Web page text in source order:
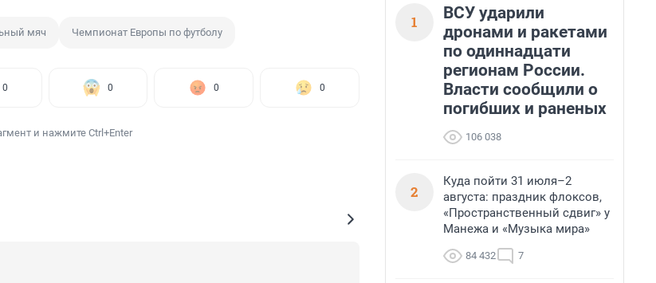
мяч Чемпионат Европы по футболу
0 0 0 0
и нажмите Ctrl+Enter
1
ВСУ ударили
дронами и ракетами
по одиннадцати
регионам России.
Власти сообщили о
погибших и раненых
106 038
2
Куда пойти 31 июля–2
августа: праздник флоксов,
«Пространственный сдвиг» у
Манежа и «Музыка мира»
84 432 7